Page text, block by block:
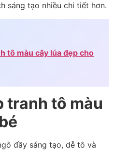
sáng tạo nhiều chi tiết hơn.
tô màu cây lúa đẹp cho
tranh tô màu
đầy sáng tạo, dễ tô và